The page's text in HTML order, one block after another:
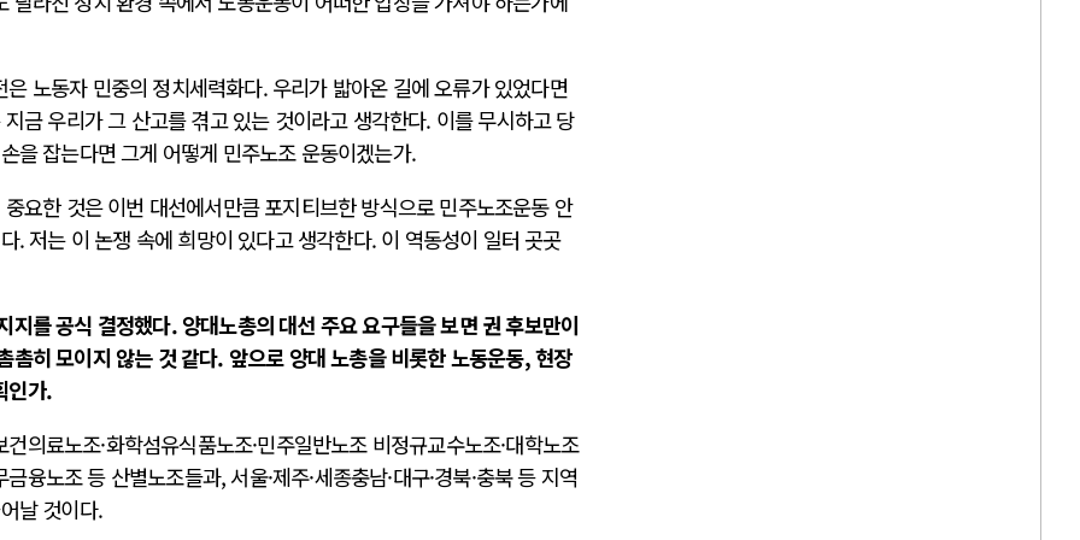
노동자 민중의 정치세력화다. 우리가 밟아온 길에 오류가 있었다면
금 우리가 그 산고를 겪고 있는 것이라고 생각한다. 이를 무시하고 당
을 잡는다면 그게 어떻게 민주노조 운동이겠는가.
요한 것은 이번 대선에서만큼 포지티브한 방식으로 민주노조운동 안
. 저는 이 논쟁 속에 희망이 있다고 생각한다. 이 역동성이 일터 곳곳
지를 공식 결정했다. 양대노총의 대선 주요 요구들을 보면 권 후보만이
촘히 모이지 않는 것 같다. 앞으로 양대 노총을 비롯한 노동운동, 현장
인가.
의료노조·화학섬유식품노조·민주일반노조 비정규교수노조·대학노조
융노조 등 산별노조들과, 서울·제주·세종충남·대구·경북·충북 등 지역
날 것이다.